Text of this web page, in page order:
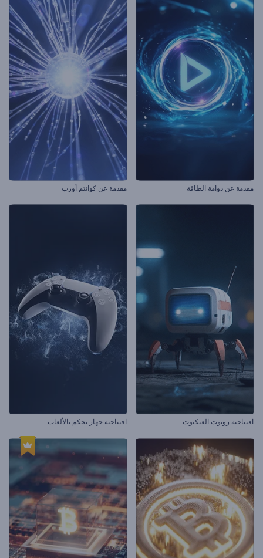
مقدمة عن دوامة الطاقة مقدمة عن كوانتم أورب
افتتاحية روبوت العنكبوت افتتاحية جهاز تحكم بالألعاب